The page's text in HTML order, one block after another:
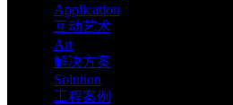
Application
互动艺术
Art
解决方案
Solution
工程案例